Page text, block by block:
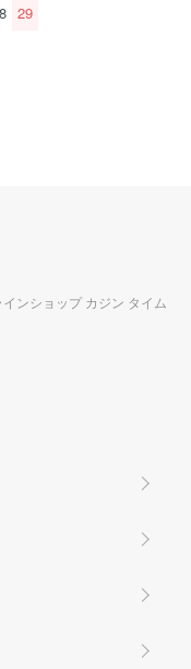
29
ンショップ カジン タイム